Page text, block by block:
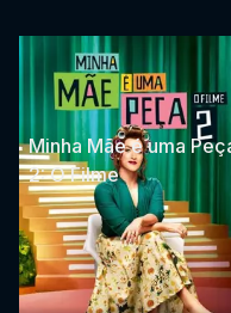
Minha Mãe é uma
2: O Filme